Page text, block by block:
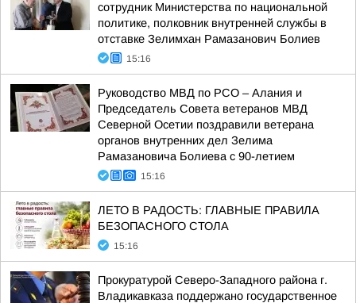
сотрудник Министерства по национальной
политике, полковник внутренней службы в
отставке Зелимхан Рамазанович Болиев
15:16
Руководство МВД по РСО – Алания и
Председатель Совета ветеранов МВД
Северной Осетии поздравили ветерана
органов внутренних дел Зелима
Рамазановича Болиева с 90-летием
15:16
ЛЕТО В РАДОСТЬ: ГЛАВНЫЕ ПРАВИЛА
БЕЗОПАСНОГО СТОЛА
15:16
Прокуратурой Северо-Западного района г.
Владикавказа поддержано государственное